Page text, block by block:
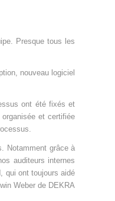
Presque tous les
nouveau logiciel
ont été fixés et
et certifiée
Notamment grâce à
auditeurs internes
qui ont toujours aidé
Weber de DEKRA